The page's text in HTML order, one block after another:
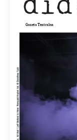
Gazeta Teatralna